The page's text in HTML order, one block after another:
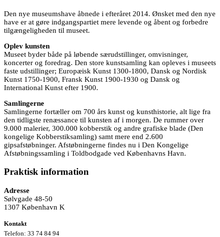
Den nye museumshave åbnede i efteråret 2014. Ønsket med den nye
have er at gøre indgangspartiet mere levende og åbent og forbedre
tilgængeligheden til museet.
Oplev kunsten
Museet byder både på løbende særudstillinger, omvisninger,
koncerter og foredrag. Den store kunstsamling kan opleves i museets
faste udstillinger; Europæisk Kunst 1300-1800, Dansk og Nordisk
Kunst 1750-1900, Fransk Kunst 1900-1930 og Dansk og
International Kunst efter 1900.
Samlingerne
Samlingerne fortæller om 700 års kunst og kunsthistorie, alt lige fra
den tidligste renæssance til kunsten af i morgen. De rummer over
9.000 malerier, 300.000 kobberstik og andre grafiske blade (Den
kongelige Kobberstiksamling) samt mere end 2.600
gipsafstøbninger. Afstøbningerne findes nu i Den Kongelige
Afstøbningssamling i Toldbodgade ved Københavns Havn.
Praktisk information
Adresse
Sølvgade 48-50
1307 København K
Kontakt
Telefon: 33 74 84 94